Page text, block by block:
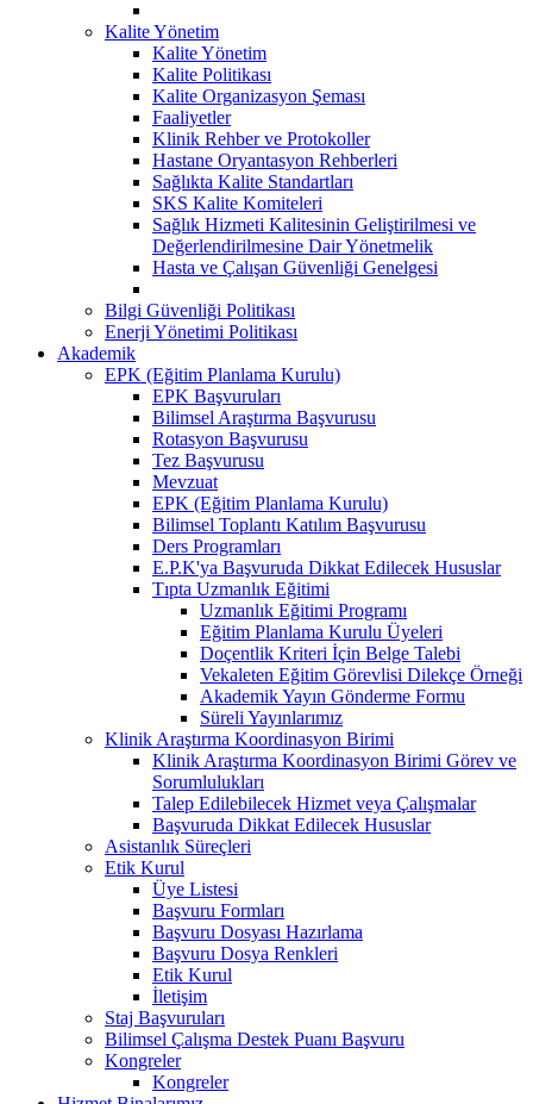
Kalite Yönetim
Kalite Yönetim
Kalite Politikası
Kalite Organizasyon Şeması
Faaliyetler
Klinik Rehber ve Protokoller
Hastane Oryantasyon Rehberleri
Sağlıkta Kalite Standartları
SKS Kalite Komiteleri
Sağlık Hizmeti Kalitesinin Geliştirilmesi ve
Değerlendirilmesine Dair Yönetmelik
Hasta ve Çalışan Güvenliği Genelgesi
Bilgi Güvenliği Politikası
Enerji Yönetimi Politikası
Akademik
EPK (Eğitim Planlama Kurulu)
EPK Başvuruları
Bilimsel Araştırma Başvurusu
Rotasyon Başvurusu
Tez Başvurusu
Mevzuat
EPK (Eğitim Planlama Kurulu)
Bilimsel Toplantı Katılım Başvurusu
Ders Programları
E.P.K'ya Başvuruda Dikkat Edilecek Hususlar
Tıpta Uzmanlık Eğitimi
Uzmanlık Eğitimi Programı
Eğitim Planlama Kurulu Üyeleri
Doçentlik Kriteri İçin Belge Talebi
Vekaleten Eğitim Görevlisi Dilekçe Örneği
Akademik Yayın Gönderme Formu
Süreli Yayınlarımız
Klinik Araştırma Koordinasyon Birimi
Klinik Araştırma Koordinasyon Birimi Görev ve
Sorumlulukları
Talep Edilebilecek Hizmet veya Çalışmalar
Başvuruda Dikkat Edilecek Hususlar
Asistanlık Süreçleri
Etik Kurul
Üye Listesi
Başvuru Formları
Başvuru Dosyası Hazırlama
Başvuru Dosya Renkleri
Etik Kurul
İletişim
Staj Başvuruları
Bilimsel Çalışma Destek Puanı Başvuru
Kongreler
Kongreler